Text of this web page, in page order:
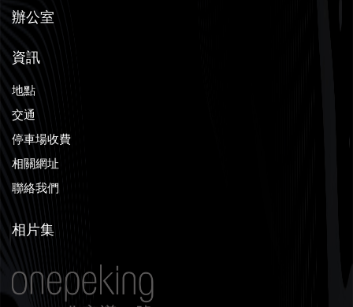
辦公室
資訊
地點
交通
停車場收費
相關網址
聯絡我們
相片集